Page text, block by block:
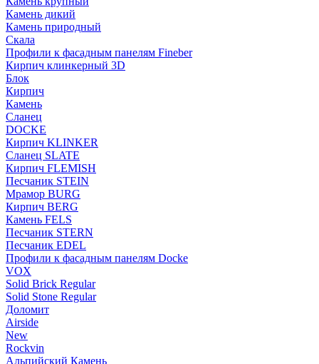
Камень дикий
Камень природный
Скала
Профили к фасадным панелям Fineber
Кирпич клинкерный 3D
Блок
Кирпич
Камень
Сланец
DOCKE
Кирпич KLINKER
Сланец SLATE
Кирпич FLEMISH
Пес­ча­ник STEIN
Мрамор BURG
Кирпич BERG
Камень FELS
Пес­ча­ник STERN
Пес­ча­ник EDEL
Профили к фасадным панелям Docke
VOX
Solid Brick Regular
Solid Stone Regular
Доломит
Airside
New
Rockvin
Альпийский Камень